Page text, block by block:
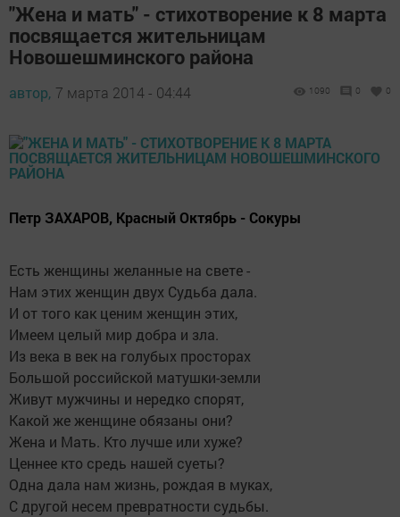
"Жена и мать" - стихотворение к 8 марта
посвящается жительницам
Новошешминского района
автор, 7 марта 2014 - 04:44 1090 0 0
Петр ЗАХАРОВ, Красный Октябрь - Сокуры
Есть женщины желанные на свете -
Нам этих женщин двух Судьба дала.
И от того как ценим женщин этих,
Имеем целый мир добра и зла.
Из века в век на голубых просторах
Большой российской матушки-земли
Живут мужчины и нередко спорят,
Какой же женщине обязаны они?
Жена и Мать. Кто лучше или хуже?
Ценнее кто средь нашей суеты?
Одна дала нам жизнь, рождая в муках,
С другой несем превратности судьбы.